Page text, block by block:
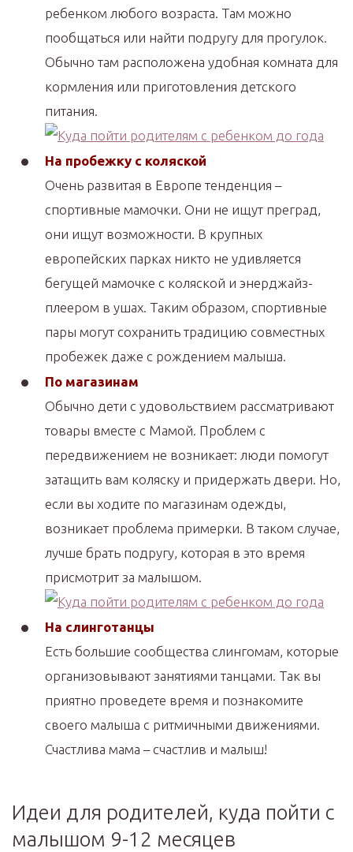
ребенком любого возраста. Там можно
пообщаться или найти подругу для прогулок.
Обычно там расположена удобная комната для
кормления или приготовления детского
питания.
На пробежку с коляской
Очень развитая в Европе тенденция –
спортивные мамочки. Они не ищут преград,
они ищут возможности. В крупных
европейских парках никто не удивляется
бегущей мамочке с коляской и энерджайз-
плеером в ушах. Таким образом, спортивные
пары могут сохранить традицию совместных
пробежек даже с рождением малыша.
По магазинам
Обычно дети с удовольствием рассматривают
товары вместе с Мамой. Проблем с
передвижением не возникает: люди помогут
затащить вам коляску и придержать двери. Но,
если вы ходите по магазинам одежды,
возникает проблема примерки. В таком случае,
лучше брать подругу, которая в это время
присмотрит за малышом.
На слинготанцы
Есть большие сообщества слингомам, которые
организовывают занятиями танцами. Так вы
приятно проведете время и познакомите
своего малыша с ритмичными движениями.
Счастлива мама – счастлив и малыш!
Идеи для родителей, куда пойти с
малышом 9-12 месяцев